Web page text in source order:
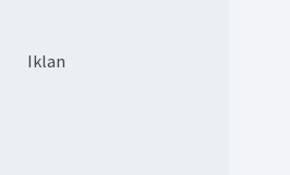
Iklan